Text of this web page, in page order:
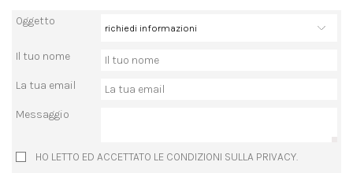
Oggetto
Il tuo nome
La tua email
Messaggio
HO LETTO ED ACCETTATO LE CONDIZIONI SULLA PRIVACY.